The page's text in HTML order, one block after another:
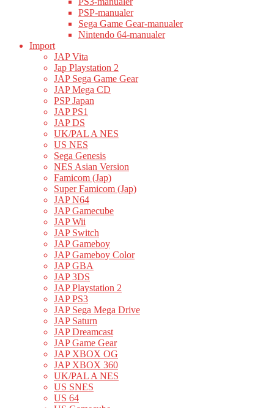
PSP-manualer
Sega Game Gear-manualer
Nintendo 64-manualer
Import
JAP Vita
Jap Playstation 2
JAP Sega Game Gear
JAP Mega CD
PSP Japan
JAP PS1
JAP DS
UK/PAL A NES
US NES
Sega Genesis
NES Asian Version
Famicom (Jap)
Super Famicom (Jap)
JAP N64
JAP Gamecube
JAP Wii
JAP Switch
JAP Gameboy
JAP Gameboy Color
JAP GBA
JAP 3DS
JAP Playstation 2
JAP PS3
JAP Sega Mega Drive
JAP Saturn
JAP Dreamcast
JAP Game Gear
JAP XBOX OG
JAP XBOX 360
UK/PAL A NES
US SNES
US 64